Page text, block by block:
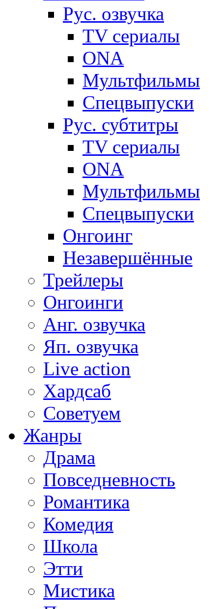
Рус. озвучка
TV сериалы
ONA
Мультфильмы
Спецвыпуски
Рус. субтитры
TV сериалы
ONA
Мультфильмы
Спецвыпуски
Онгоинг
Незавершённые
Трейлеры
Онгоинги
Анг. озвучка
Яп. озвучка
Live action
Хардсаб
Советуем
Жанры
Драма
Повседневность
Романтика
Комедия
Школа
Этти
Мистика